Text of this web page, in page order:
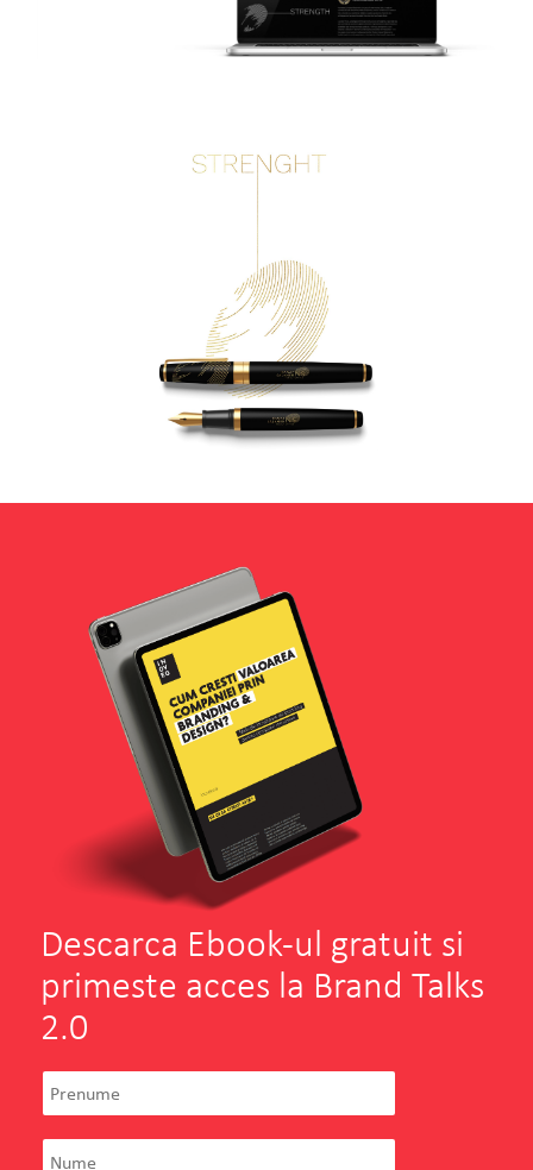
Descarca Ebook-ul gratuit si
primeste acces la Brand Talks
2.0